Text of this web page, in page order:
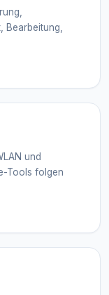
Bearbeitung,
und
Tools folgen